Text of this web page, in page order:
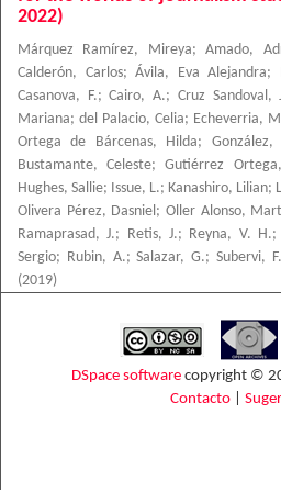
2022)
Márquez Ramírez, Mireya;Amado,
Calderón, Carlos; Ávila, Eva Alejandra;
Casanova, F.;Cairo, A.; Cruz Sandoval,
Mariana; del Palacio, Celia; Echeverria,
Ortega de Bárcenas, Hilda; González,
Bustamante, Celeste;Gutiérrez
Hughes, Sallie; Issue, L.; Kanashiro, Lilian;
Olivera Pérez, Dasniel ;Oller Alonso,
Ramaprasad, J.; Retis, J.; Reyna, V. H.;
Sergio; Rubin, A.;Salazar, G.;Subervi, F.
(2019)
DSpace software copyright ©
Contacto|